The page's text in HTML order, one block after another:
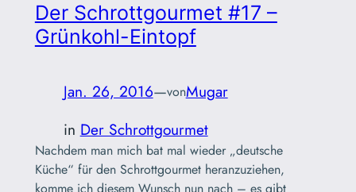
Der Schrottgourmet #17 –
Grünkohl-Eintopf
Jan. 26, 2016—vonMugar
in Der Schrottgourmet
Nachdem man mich bat mal wieder „deutsche
Küche“ für den Schrottgourmet heranzuziehen,